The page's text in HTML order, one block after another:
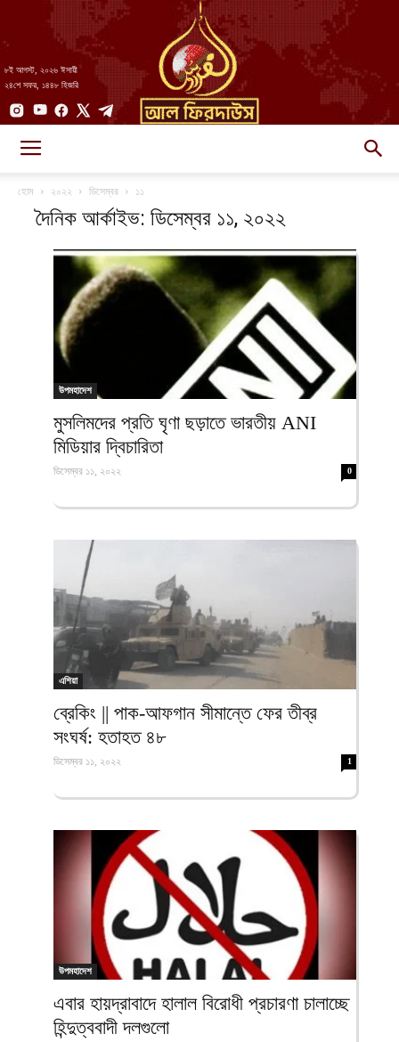
৮ই আগস্ট, ২০২৬ ঈসায়ী
২৪শে সফর, ১৪৪৮ হিজরি
আল-
ফিরদাউস
হোম ২০২২ ডিসেম্বর ১১
দৈনিক আর্কাইভ: ডিসেম্বর ১১, ২০২২
উপমহাদেশ
মুসলিমদের প্রতি ঘৃণা ছড়াতে ভারতীয় ANI
মিডিয়ার দ্বিচারিতা
ডিসেম্বর ১১, ২০২২ 0
এশিয়া
ব্রেকিং || পাক-আফগান সীমান্তে ফের তীব্র
সংঘর্ষ: হতাহত ৪৮
ডিসেম্বর ১১, ২০২২ 1
উপমহাদেশ
এবার হায়দ্রাবাদে হালাল বিরোধী প্রচারণা চালাচ্ছে
হিন্দুত্ববাদী দলগুলো